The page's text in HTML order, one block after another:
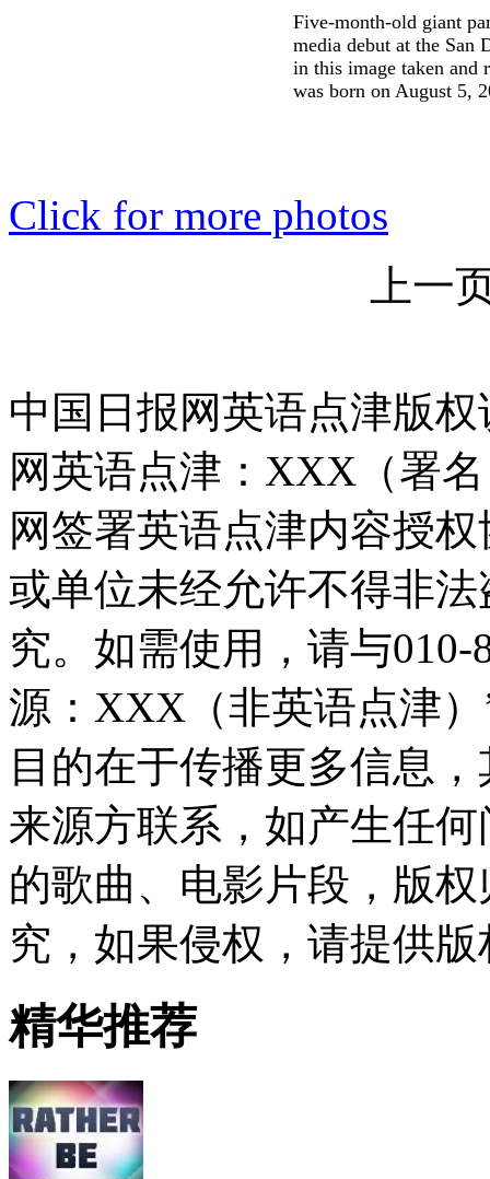
Five-month-old giant
media debut at the
in this image taken and
was born on August 5,
Click for more photos
上一
中国日报网英语点津版
网英语点津：XXX（署
网签署英语点津内容授
或单位未经允许不得非
究。如需使用，请与010-
源：XXX（非英语点津
目的在于传播更多信息
来源方联系，如产生任
的歌曲、电影片段，版
究，如果侵权，请提供
精华推荐